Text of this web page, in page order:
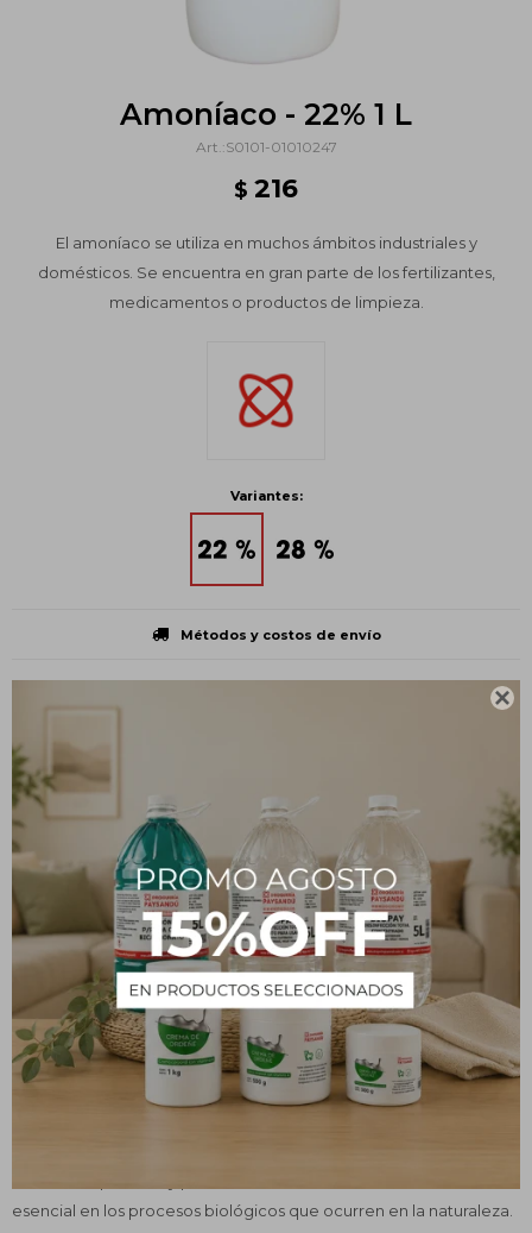

Amoníaco - 22% 1 L
S0101-01010247
$ 216
El amoníaco se utiliza en muchos ámbitos industriales y
domésticos. Se encuentra en gran parte de los fertilizantes,
medicamentos o productos de limpieza.
Variantes:
Métodos y costos de envío
Volumen
Presentación
Insumos
Líquido
Descripción
¿Qué es?
El amoníaco es un compuesto químico formulado como trihidruro
esencial en los procesos biológicos que ocurren en la naturaleza.